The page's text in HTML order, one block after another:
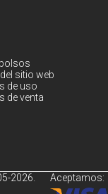
sitio web
de uso
de venta
2026.
Aceptamos: